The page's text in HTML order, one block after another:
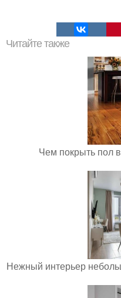
Читайте также
Чем покрыть пол
Нежный интерьер